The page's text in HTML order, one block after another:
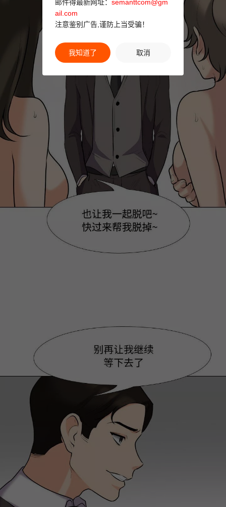
邮件得最新网址： semanttcom@gm
ail.com
注意鉴别广告,谨防上当受骗！
我知道了 取消